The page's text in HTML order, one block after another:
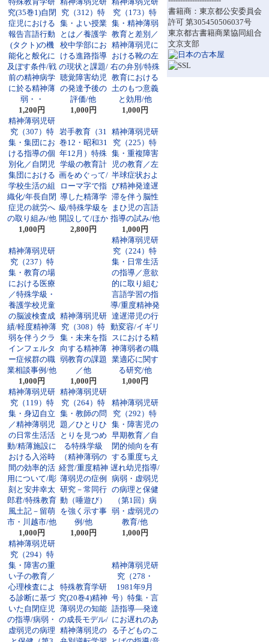
書籍商：東京都公安委員会
許可 第305450506037号
東京都古書籍商業協同組合
文京支部
究(35巻1)自閉
症児における
報告言語行動
(タクト)の機
能化と般化に
及ぼす条件/戦
前の精神病学
に於る精神薄
弱・・
1,200円
究（312）特
集・よい授業
とは／養護学
校中学部にお
ける進路指導
の現状と課題/
聴覚障害幼児
の発達予後の
評価/他
1,000円
究（173）特
集・精神薄弱
教育と差別／
精神薄弱児に
おける靴の左
右の弁別/特殊
教育における
土のもつ意義
と効用/他
1,000円
精神薄弱児研
究（307）特
集・集団にお
ける指導の個
別化／自閉児
集団における
学校生活の組
織化/年長自閉
症児の就労へ
の取り組み/他
1,000円
岩手教育（31
巻12・昭和31
年12月）特殊
学級の教育計
画をめぐって/
ローマ字で指
導した精薄学
級/特殊学級を
開設して/ほか
2,800円
精神薄弱児研
究（225）特
集・重複障害
児の教育／左
半球症状およ
び精神発達遅
滞を伴う脳性
まひ児の言語
指導の試み/他
1,000円
精神薄弱児研
究（237）特
集・教育の場
における医療
／特殊学級・
養護学校児童
の脳波検査成
績/軽度精神薄
弱を伴うクラ
インフェルタ
ー症候群の職
業相談事例/他
1,000円
精神薄弱児研
究（308）特
集・未来を指
向する精神薄
弱教育の課題
／他
1,000円
精神薄弱児研
究（224）特
集・日常生活
の指導／意欲
的に取り組む
言語学習の指
導/重度精神発
達遅滞児の行
動変容/イギリ
スにおける精
神薄弱者の職
業適応に関す
る研究/他
1,000円
精神薄弱児研
究（119）特
集・身辺自立
／精神薄弱児
の日常生活活
動/精薄施設に
おける入浴時
間の効率的活
用について/彫
刻と安井幸太
郎君/特殊教育
風土記－留萌
市・川越市/他
1,000円
精神薄弱児研
究（264）特
集・教師の問
題／ひとりひ
とりを見つめ
る特殊学級
（精神薄弱の
経営/重度精神
薄弱児の症例
研究－常同行
動（唾遊び）
を強く示す事
例/他
1,000円
精神薄弱児研
究（292）特
集・障害児の
早期教育／自
閉的傾向を有
する重度ちえ
遅れ幼児指導/
病弱・虚弱児
の病理と保健
（第1回）病
弱・虚弱児の
教育/他
1,000円
精神薄弱児研
究（294）特
集・障害の重
い子の教育／
心理検査によ
る診断に基づ
いた自閉症児
の指導/病弱・
虚弱児の病理
特殊教育学研
究(20巻4)精神
薄弱児の知能
の成長モデル/
精神薄弱児の
精神薄弱児研
究（278・
1981年9月
号）特集・言
語指導―発達
にお遅れのあ
る子どものこ